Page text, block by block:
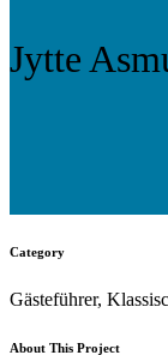
Jytte
Category
Gästeführer,
About This Project